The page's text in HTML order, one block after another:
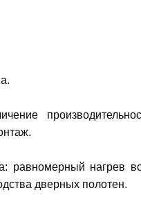
равномерный нагрев
дверных полотен.